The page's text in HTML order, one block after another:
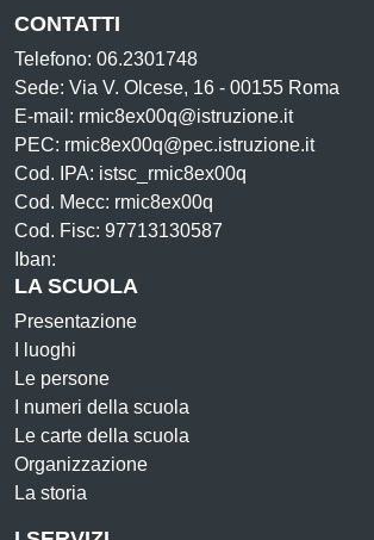
CONTATTI
Telefono: 06.2301748
Sede: Via V. Olcese, 16 - 00155 Roma
E-mail: rmic8ex00q@istruzione.it
PEC: rmic8ex00q@pec.istruzione.it
Cod. IPA: istsc_rmic8ex00q
Cod. Mecc: rmic8ex00q
Cod. Fisc: 97713130587
Iban:
LA SCUOLA
Presentazione
I luoghi
Le persone
I numeri della scuola
Le carte della scuola
Organizzazione
La storia